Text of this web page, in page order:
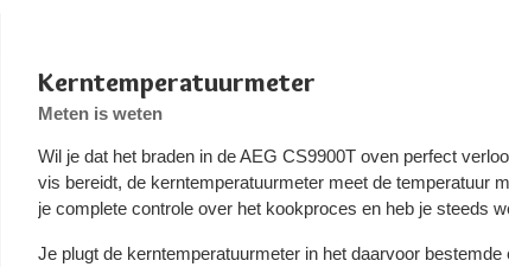
Kerntemperatuurmeter
Meten is weten
Wil je dat het braden in de AEG CS9900T oven perfect
vis bereidt, de kerntemperatuurmeter meet de temperatuur
je complete controle over het kookproces en heb je steeds
Je plugt de kerntemperatuurmeter in het daarvoor